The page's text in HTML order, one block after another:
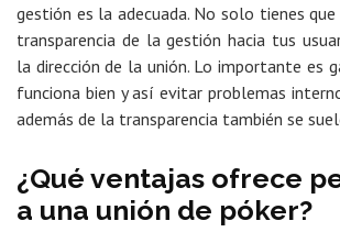
gestión es la adecuada. No solo tienes
transparencia de la gestión hacia tus
la dirección de la unión. Lo importante es
funciona bien y así evitar problemas
además de la transparencia también se
¿Qué ventajas ofrece
a una unión de póker?